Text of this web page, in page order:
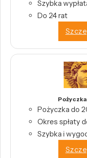
Szybka
Do 24 rat
Pożyczka do
Okres spłaty
Szybka i